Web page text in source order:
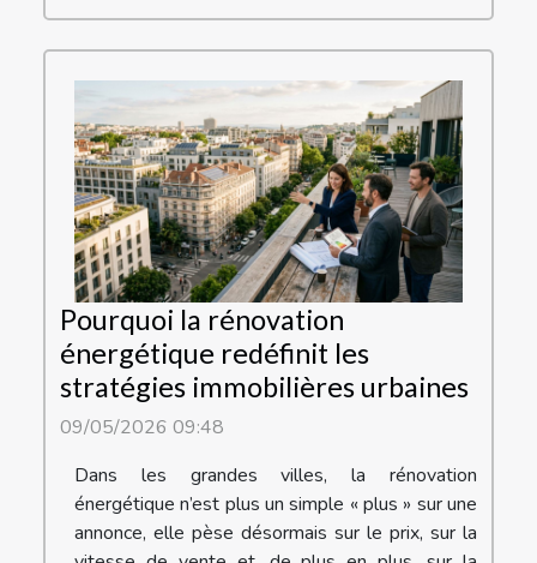
Pourquoi la rénovation
énergétique redéfinit les
stratégies immobilières urbaines
09/05/2026 09:48
Dans les grandes villes, la rénovation
énergétique n’est plus un simple « plus » sur une
annonce, elle pèse désormais sur le prix, sur la